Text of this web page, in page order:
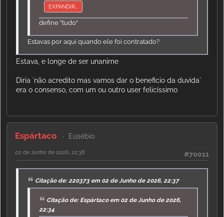
EXPANDIR...
define "tudo"
Estavas por aqui quando ele foi contratado?
Estava, e longe de ser unanime
Diria ´não acredito mas vamos dar o beneficio da duvida´
era o consenso, com um ou outro user felicíssimo
Espártaco Eusébio
#70011
02 de Junho de 2026, 22:38
Citação de: 220373 em 02 de Junho de 2026, 22:37
Citação de: Espártaco em 02 de Junho de 2026,
22:34